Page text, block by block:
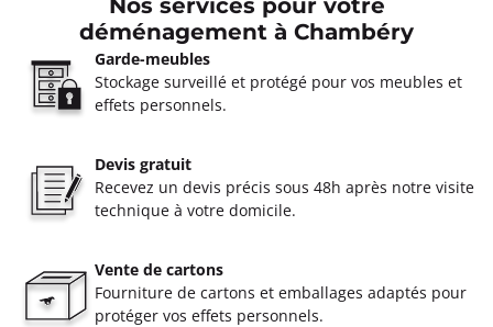
déménagement à Chambéry
Garde-meubles
Stockage surveillé et protégé pour vos meubles et
effets personnels.
Devis gratuit
Recevez un devis précis sous 48h après notre visite
technique à votre domicile.
Vente de cartons
Fourniture de cartons et emballages adaptés pour
protéger vos effets personnels.